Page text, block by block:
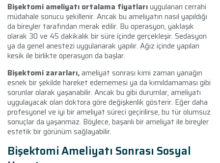
Bişektomi ameliyatı ortalama fiyatlarıuygulanan cerrahi
müdahale sonucu şekillenir. Ancak bu ameliyatın nasıl yapıldığı
da bireyler tarafından merak edilir. Bu operasyon, yaklaşık
olarak 30 ve 45 dakikalık bir süre içinde gerçekleşir. Sedasyon
ya da genel anestezi uygulanarak yapılır. Ağız içinde yapılan
kesik ile birlikte operasyon da başlar.
Bişektomi zararları,ameliyat sonrası kimi zaman yanağın
esnek bir şekilde hareket edememesi ya da kımıldamaması gibi
sorunlar olarak yaşanabilir. Ancak bu gibi durumlar, ameliyatı
uygulayacak olan doktora göre değişkenlik gösterir. Eğer daha
profesyonel ve iyi bir ameliyat süreci geçirilirse, bu tür olumsuz
sonuçlar da yaşanmaz. Böylece, başarılı bir ameliyat ile bireyler
estetik bir görünüm sağlayabilir.
Bişektomi Ameliyatı Sonrası Sosyal